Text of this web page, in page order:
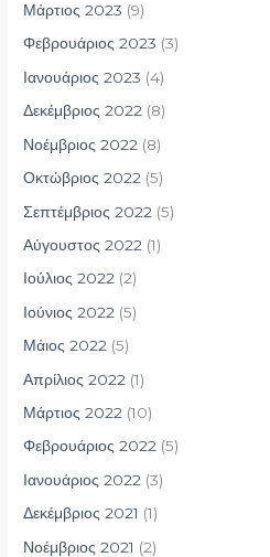
Μάρτιος 2023 (9)
Φεβρουάριος 2023 (3)
Ιανουάριος 2023 (4)
Δεκέμβριος 2022 (8)
Νοέμβριος 2022 (8)
Οκτώβριος 2022 (5)
Σεπτέμβριος 2022 (5)
Αύγουστος 2022 (1)
Ιούλιος 2022 (2)
Ιούνιος 2022 (5)
Μάιος 2022 (5)
Απρίλιος 2022 (1)
Μάρτιος 2022 (10)
Φεβρουάριος 2022 (5)
Ιανουάριος 2022 (3)
Δεκέμβριος 2021 (1)
Νοέμβριος 2021 (2)